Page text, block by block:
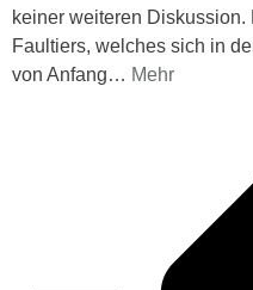
keiner weiteren
Faultiers, welches sich in
von Anfang… Mehr